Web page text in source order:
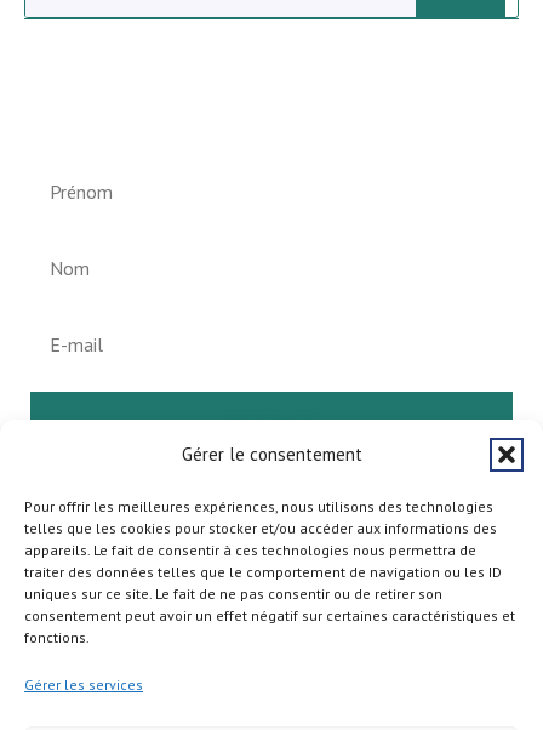
Gérer le consentement
Pour offrir les meilleures expériences, nous utilisons des technologies
telles que les cookies pour stocker et/ou accéder aux informations des
appareils. Le fait de consentir à ces technologies nous permettra de
traiter des données telles que le comportement de navigation ou les ID
uniques sur ce site. Le fait de ne pas consentir ou de retirer son
consentement peut avoir un effet négatif sur certaines caractéristiques et
fonctions.
Gérer les services
S'abonner